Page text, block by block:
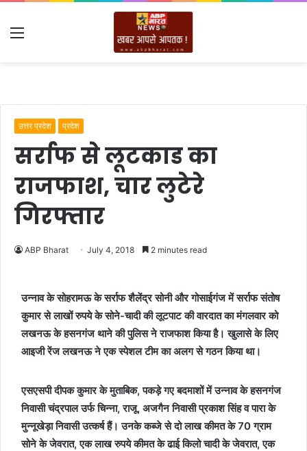
Menu
उत्तर प्रदेश प्रदेश
सर्राफ से लूटकाड का
राजफाश, चार लुटेरे
गिरफ्तार
ABP Bharat July 4, 2018 2 minutes read
उन्नाव के सोहरामऊ के सर्राफ शैलेंद्र सोनी और गोसाईगंज में सर्राफ संतोष
कुमार से लाखों रुपये के सोने-चादी की लूटपाट की वारदात का मंगलवार को
लखनऊ के हसनगंज थाने की पुलिस ने राजफाश किया है। खुलासे के लिए
आइजी रेंज लखनऊ ने एक स्पेशल टीम का अलग से गठन किया था।
एसएसपी दीपक कुमार के मुताबिक, पकड़े गए बदमाशों में उन्नाव के हसनगंज
निवासी चंद्रपाल उर्फ चिन्ना, राजू, अजगैन निवासी प्रकाश सिंह व पारा के
मुन्नूखेड़ा निवासी उत्कर्ष हैं। उनके कब्जे से दो लाख कीमत के 70 ग्राम
सोने के जेवरात, एक लाख रुपये कीमत के ढाई किलो चादी के जेवरात, एक